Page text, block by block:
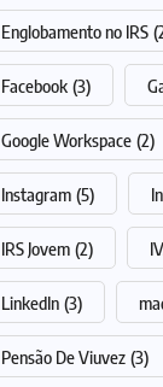
Englobamento no IRS
Facebook (3)
Google Workspace (2)
Instagram (5)
IRS Jovem (2)
LinkedIn (3)
Pensão De Viuvez (3)